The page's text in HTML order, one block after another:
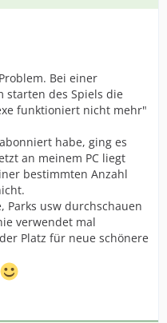
Bei einer
starten des Spiels die
funktioniert nicht mehr"
habe, ging es
an meinem PC liegt
bestimmten Anzahl
Parks usw durchschauen
verwendet mal
Platz für neue schönere